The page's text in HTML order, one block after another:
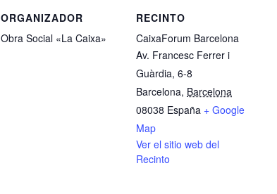
ORGANIZADOR
Obra Social «La Caixa»
RECINTO
CaixaForum Barcelona
Av. Francesc Ferrer i
Guàrdia, 6-8
Barcelona, Barcelona
08038 España + Google
Map
Ver el sitio web del
Recinto